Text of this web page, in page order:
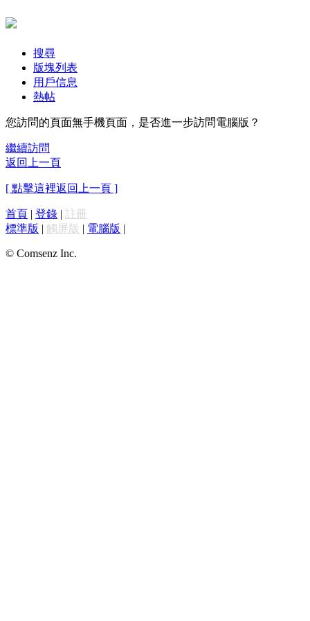
搜尋
版塊列表
用戶信息
熱帖
您訪問的頁面無手機頁面，是否進一步訪問電腦版？
繼續訪問
返回上一頁
[ 點擊這裡返回上一頁 ]
首頁 | 登錄 | 註冊
標準版 | 觸屏版 | 電腦版 |
© Comsenz Inc.